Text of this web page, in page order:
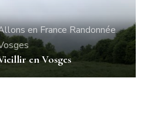
en FranceRandonnée
en Vosges